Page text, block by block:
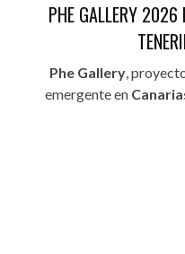
PHE GALLERY 2026
Phe Gallery,
emergente en